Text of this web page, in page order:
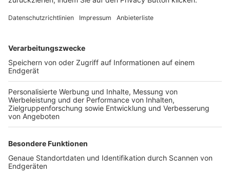
FOLGE DEM BFV
TOP-VEREINE
TOP-PARTNER